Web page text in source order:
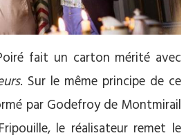
fait un carton mérité avec
. Sur le même principe de ce
par Godefroy de Montmirail
le réalisateur remet le